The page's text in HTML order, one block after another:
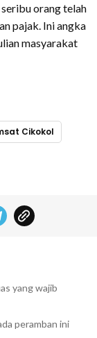
orang telah
pajak. Ini angka
masyarakat
Cikokol
yang wajib
peramban ini